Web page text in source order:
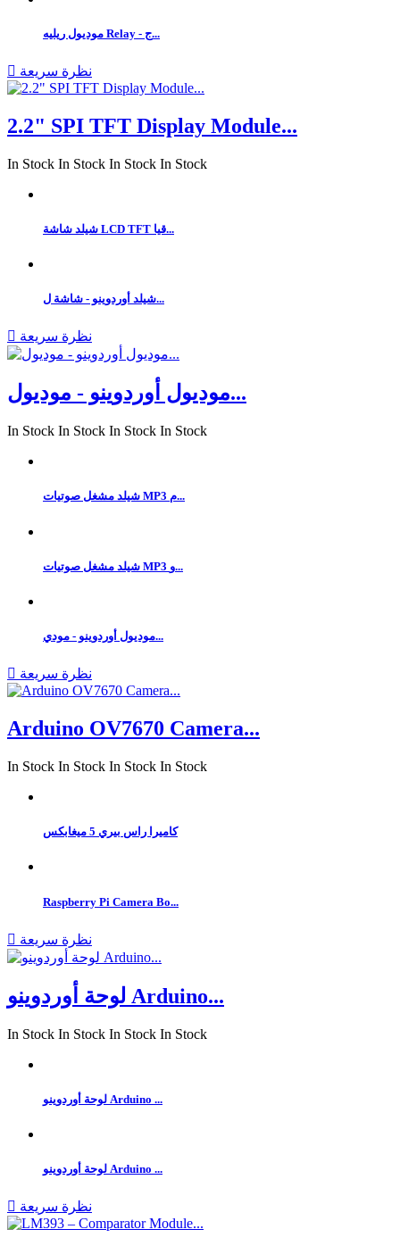
موديول ريليه Relay - ج...
 نظرة سريعة
2.2" SPI TFT Display Module...
In Stock In Stock In Stock In Stock
شيلد شاشة LCD TFT قيا...
شيلد أوردوينو - شاشة ل...
 نظرة سريعة
موديول أوردوينو - موديول...
In Stock In Stock In Stock In Stock
شيلد مشغل صوتيات MP3 م...
شيلد مشغل صوتيات MP3 و...
موديول أوردوينو - مودي...
 نظرة سريعة
Arduino OV7670 Camera...
In Stock In Stock In Stock In Stock
كاميرا راس بيري 5 ميغابكس
Raspberry Pi Camera Bo...
 نظرة سريعة
لوحة أوردوينو Arduino...
In Stock In Stock In Stock In Stock
لوحة أوردوينو Arduino ...
لوحة أوردوينو Arduino ...
 نظرة سريعة